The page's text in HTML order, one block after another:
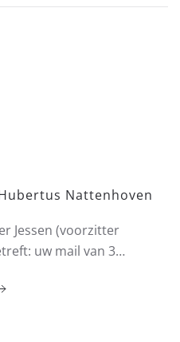
Nattenhoven
Jessen (voorzitter
uw mail van 3…